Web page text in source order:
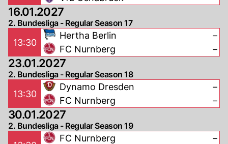
16.01.2027
2. Bundesliga - Regular Season 17
13:30
Hertha Berlin
FC Nurnberg
–
–
23.01.2027
2. Bundesliga - Regular Season 18
13:30
Dynamo Dresden
FC Nurnberg
–
–
30.01.2027
2. Bundesliga - Regular Season 19
FC Nurnberg –